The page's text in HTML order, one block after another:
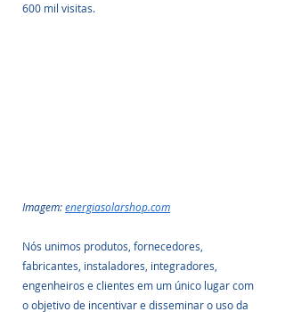
600 mil visitas.
Imagem: energiasolarshop.com
Nós unimos produtos, fornecedores,
fabricantes, instaladores, integradores,
engenheiros e clientes em um único lugar com
o objetivo de incentivar e disseminar o uso da